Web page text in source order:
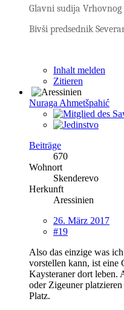
Glavni sudija Vrhovnog
Bivši predsednik
Inhalt melden
Zitieren
Nuraga Ahmetšpahić
Beiträge
670
Wohnort
Skenderevo
Herkunft
Aressinien
26. März 2017
#19
Also das einzige was
vorstellen kann, ist eine
Kaysteraner dort leben.
oder Zigeuner
Platz.